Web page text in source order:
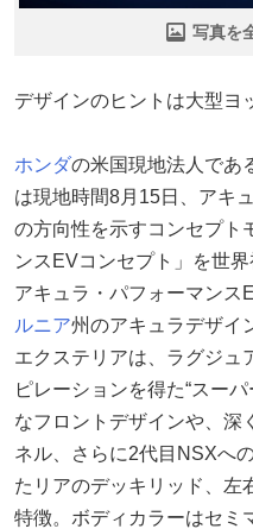
写真を
デザインのヒントは大型ヨ
ホンダの米国現地法人であ
は現地時間8月15日、アキ
の方向性を示すコンセプト
ンスEVコンセプト」を世界
アキュラ・パフォーマンス
ルニア州のアキュラデザイ
エクステリアは、ラグジュ
ピレーションを得た“スー
なフロントデザインや、深
ネル、さらに2代目NSXへ
たリアのデッキリッド、左
特徴。ボディカラーはセミ